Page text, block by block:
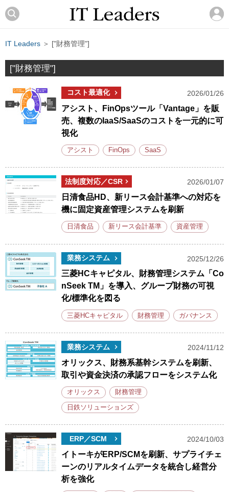
IT Leaders ＞ ["財務管理"]
["財務管理"]
コスト最適化 2026/01/26
アシスト、FinOpsツール「Vantage」を販
売、複数のIaaS/SaaSのコストを一元的に可
視化
アシスト FinOps SaaS
法制度対応／CSR 2026/01/07
日清食品HD、新リース会計基準への対応を
機に固定資産管理システムを刷新
日清食品 新リース会計基準 資産管理
業務システム 2025/12/26
三菱HCキャピタル、財務管理システム「Co
nSeek TM」を導入、グループ財務の可視
化/標準化を図る
三菱HCキャピタル 財務管理 ガバナンス
業務システム 2024/11/12
オリックス、財務系基幹システムを刷新、
取引や資金決済の承認フローをシステム化
オリックス 財務管理
日鉄ソリューションズ
ERP／SCM 2024/10/03
イトーキがERP/SCMを刷新、サプライチェ
ーンのリアルタイムデータを統合し経営分
析を強化